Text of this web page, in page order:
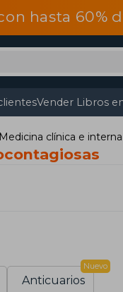
hasta 60%
Vender Libros
Medicina clínica e interna
Anticuarios
Nuevo